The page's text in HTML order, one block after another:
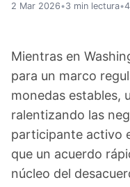
2 Mar 2026•3 min lectura•
Mientras en
para un marco
monedas estables,
ralentizando las
participante activo
que un acuerdo
núcleo del